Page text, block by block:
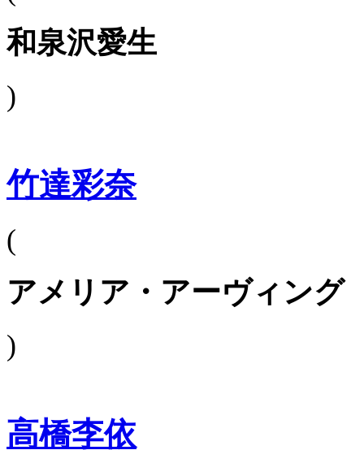
和泉沢愛生
)
竹達彩奈
(
アメリア・アーヴィング
)
高橋李依